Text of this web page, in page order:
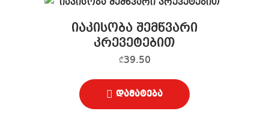
იაკისობა შემწვარი
კრევეტებით
₾39.50
დამატება